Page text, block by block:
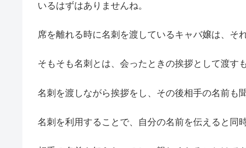
いるはずはありませんね。
席を離れる時に名刺を渡しているキャバ嬢は、そ
そもそも名刺とは、会ったときの挨拶として渡す
名刺を渡しながら挨拶をし、その後相手の名前も
名刺を利用することで、自分の名前を伝えると同